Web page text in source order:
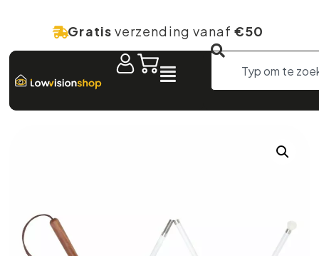
Gratis verzending vanaf €50